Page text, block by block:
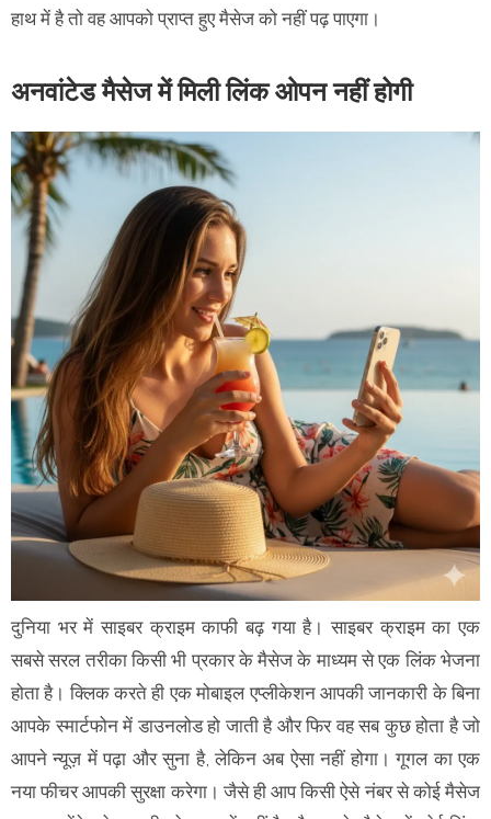
हाथ में है तो वह आपको प्राप्त हुए मैसेज को नहीं पढ़ पाएगा।
अनवांटेड मैसेज में मिली लिंक ओपन नहीं होगी
दुनिया भर में साइबर क्राइम काफी बढ़ गया है। साइबर क्राइम का एक
सबसे सरल तरीका किसी भी प्रकार के मैसेज के माध्यम से एक लिंक भेजना
होता है। क्लिक करते ही एक मोबाइल एप्लीकेशन आपकी जानकारी के बिना
आपके स्मार्टफोन में डाउनलोड हो जाती है और फिर वह सब कुछ होता है जो
आपने न्यूज़ में पढ़ा और सुना है, लेकिन अब ऐसा नहीं होगा। गूगल का एक
नया फीचर आपकी सुरक्षा करेगा। जैसे ही आप किसी ऐसे नंबर से कोई मैसेज